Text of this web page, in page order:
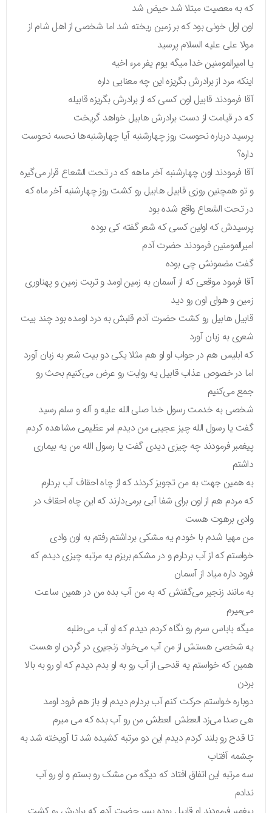
که به معصیت مبتلا شد حیض شد
اون اول خونی بود که بر زمین ریخته شد اما شخصی از اهل شام از
مولا علی علیه السلام پرسید
یا امیرالمومنین خدا میگه یوم یفر مرء اخیه
اینکه مرد از برادرش بگریزه این چه معنایی داره
آقا فرمودند قابیل اون کسی که از برادرش بگریزه قابیله
که در قیامت از دست برادرش هابیل خواهد گریخت
پرسید درباره نحوست روز چهارشنبه آیا چهارشنبه‌ها نحسه نحوست
داره؟
آقا فرمودند اون چهارشنبه آخر ماهه که در تحت الشعاع قرار می‌گیره
و تو همچنین روزی قابیل هابیل رو کشت روز چهارشنبه آخر ماه که
در تحت الشعاع واقع شده بود
پرسیدش که اولین کسی که شعر گفته کی بوده
امیرالمومنین فرمودند حضرت آدم
گفت مضمونش چی بوده
آقا فرمود موقعی که از آسمان به زمین اومد و تربت زمین و پهناوری
زمین و هوای اون رو دید
قابیل هابیل رو کشت حضرت آدم قلبش به درد اومده بود چند بیت
شعری به زبان آورد
که ابلیس هم در جواب او او هم مثلا یکی دو بیت شعر به زبان آورد
اما در خصوص عذاب قابیل یه روایت رو عرض می‌کنیم بحث رو
جمع می‌کنیم
شخصی به خدمت رسول خدا صلی الله علیه و آله و سلم رسید
گفت یا رسول الله چیز عجیبی من دیدم امر عظیمی مشاهده کردم
پیغمبر فرمودند چه چیزی دیدی گفت یا رسول الله من یه بیماری
داشتم
به همین جهت به من تجویز کردند که از چاه احقاف آب بردارم
که مردم هم از اون برای شفا آبی برمی‌دارند که این چاه احقاف در
وادی برهوت هست
من مهیا شدم با خودم یه مشکی برداشتم رفتم به اون وادی
خواستم که از آب بردارم و در مشکم بریزم یه مرتبه چیزی دیدم که
فرود داره میاد از آسمان
به مانند زنجیر می‌گفتش که به من آب بده من در همین ساعت
می‌میرم
میگه باباس سرم رو نگاه کردم دیدم که او آب می‌طلبه
یه شخصی هستش از من آب می‌خواد زنجیری در گردن او هست
همین که خواستم یه قدحی از آب رو به او بدم دیدم که او رو به بالا
بردن
دوباره خواستم حرکت کنم آب بردارم دیدم او باز هم فرود اومد
هی صدا می‌زد العطش العطش من رو آب بده که می میرم
تا قدح رو بلند کردم دیدم این دو مرتبه کشیده شد تا آویخته شد به
چشمه آفتاب
سه مرتبه این اتفاق افتاد که دیگه من مشک رو بستم و او رو آب
ندادم